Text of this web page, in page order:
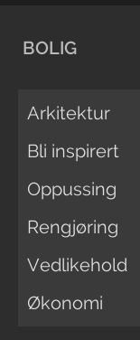
BOLIG
Arkitektur
Bli inspirert
Oppussing
Rengjøring
Vedlikehold
Økonomi